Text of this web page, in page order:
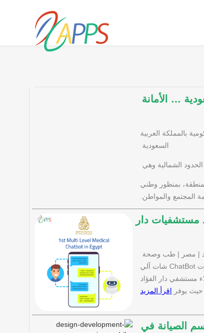
… الأمانة
الحكومية بالمملكة العربية
السعودية
الحدود الشمالية وهي
بمنظور وطني
المجتمع والمواطن.
دار
| مصر | طب وصحة
يعمل فريق الذكاء الاصطناعي بشركة اكس ابس على برمجة نظام شات بوت ChatBot شات آلي
مستشفي دار الفؤاد
يوفر اقرأ المزيد
الصيانة في